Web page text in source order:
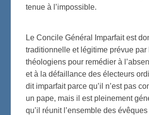
tenue à l’impossible.
Le Concile Général Imparfait est
traditionnelle et légitime prévue par
théologiens pour remédier à
et à la défaillance des électeurs
dit imparfait parce qu’il n’est pas
un pape, mais il est pleinement
qu’il réunit l’ensemble des